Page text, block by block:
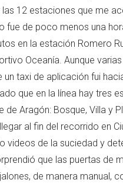
12 estaciones que me
fue de poco menos una
en la estación Romero
Oceanía. Aunque
taxi de aplicación fui
que en la línea hay tres
de Aragón: Bosque, Villa y
al fin del recorrido en
videos de la suciedad y
que las puertas de
de manera manual,